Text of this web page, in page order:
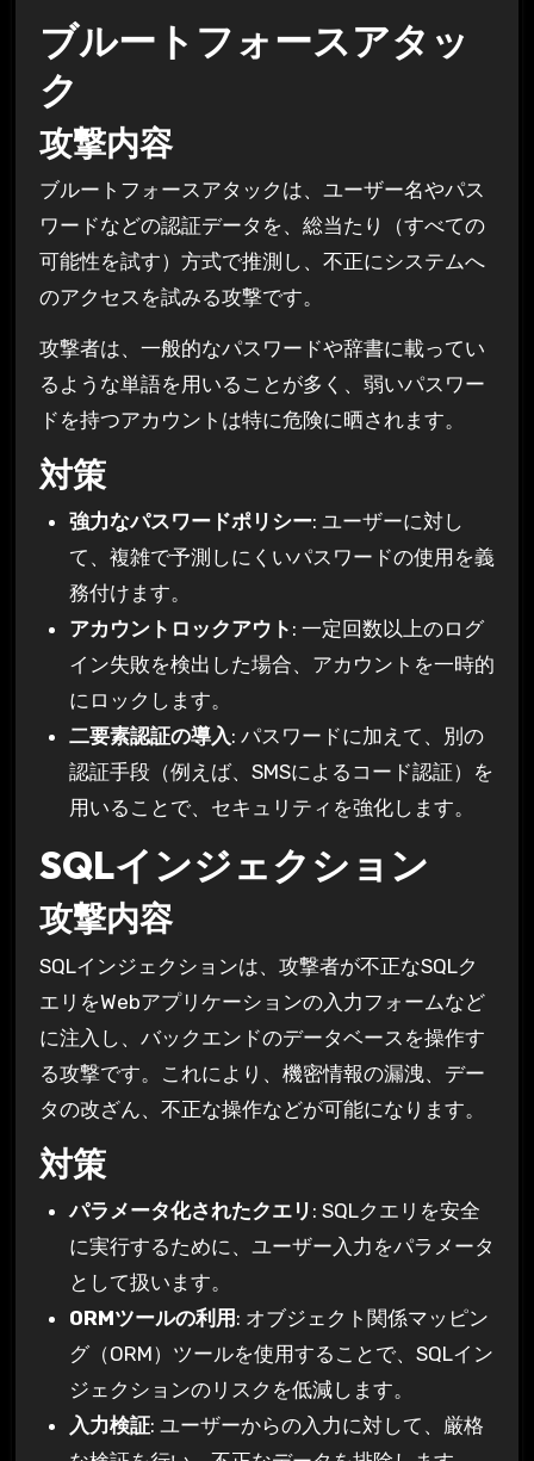
ブルートフォースアタッ
ク
攻撃内容
ブルートフォースアタックは、ユーザー名やパス
ワードなどの認証データを、総当たり（すべての
可能性を試す）方式で推測し、不正にシステムへ
のアクセスを試みる攻撃です。
攻撃者は、一般的なパスワードや辞書に載ってい
るような単語を用いることが多く、弱いパスワー
ドを持つアカウントは特に危険に晒されます。
対策
強力なパスワードポリシー: ユーザーに対し
て、複雑で予測しにくいパスワードの使用を義
務付けます。
アカウントロックアウト : 一定回数以上のログ
イン失敗を検出した場合、アカウントを一時的
にロックします。
二要素認証の導入: パスワードに加えて、別の
認証手段（例えば、SMSによるコード認証）を
用いることで、セキュリティを強化します。
SQLインジェクション
攻撃内容
SQLインジェクションは、攻撃者が不正なSQLク
エリをWebアプリケーションの入力フォームなど
に注入し、バックエンドのデータベースを操作す
る攻撃です。これにより、機密情報の漏洩、デー
タの改ざん、不正な操作などが可能になります。
対策
パラメータ化されたクエリ : SQLクエリを安全
に実行するために、ユーザー入力をパラメータ
として扱います。
ORMツールの利用 : オブジェクト関係マッピン
グ（ORM）ツールを使用することで、SQLイン
ジェクションのリスクを低減します。
入力検証: ユーザーからの入力に対して、厳格